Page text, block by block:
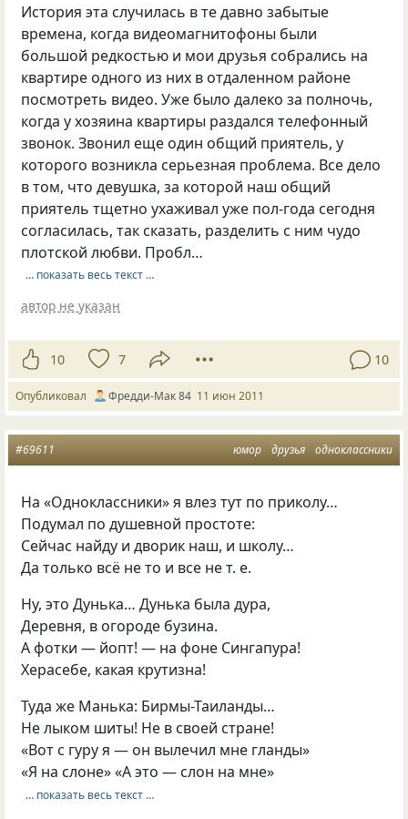
История эта случилась в те давно забытые
времена, когда видеомагнитофоны были
большой редкостью и мои друзья собрались на
квартире одного из них в отдаленном районе
посмотреть видео. Уже было далеко за полночь,
когда у хозяина квартиры раздался телефонный
звонок. Звонил еще один общий приятель, у
которого возникла серьезная проблема. Все дело
в том, что девушка, за которой наш общий
приятель тщетно ухаживал уже пол-года сегодня
согласилась, так сказать, разделить с ним чудо
плотской любви. Пробл…
… показать весь текст …
автор не указан
10 7 10
Опубликовал Фредди-Мак 84 11 июн 2011
юмор друзья одноклассники
#69611
На «Одноклассники» я влез тут по приколу…
Подумал по душевной простоте:
Сейчас найду и дворик наш, и школу…
Да только всё не то и все нет. е.
Ну, это Дунька… Дунька была дура,
Деревня, в огороде бузина.
А фотки — йопт! — на фоне Сингапура!
Херасебе, какая крутизна!
Туда же Манька: Бирмы-Таиланды…
Не лыком шиты! Не в своей стране!
«Вот с гуру я — он вылечил мне гланды»
«Я на слоне» «А это — слон на мне»
… показать весь текст …